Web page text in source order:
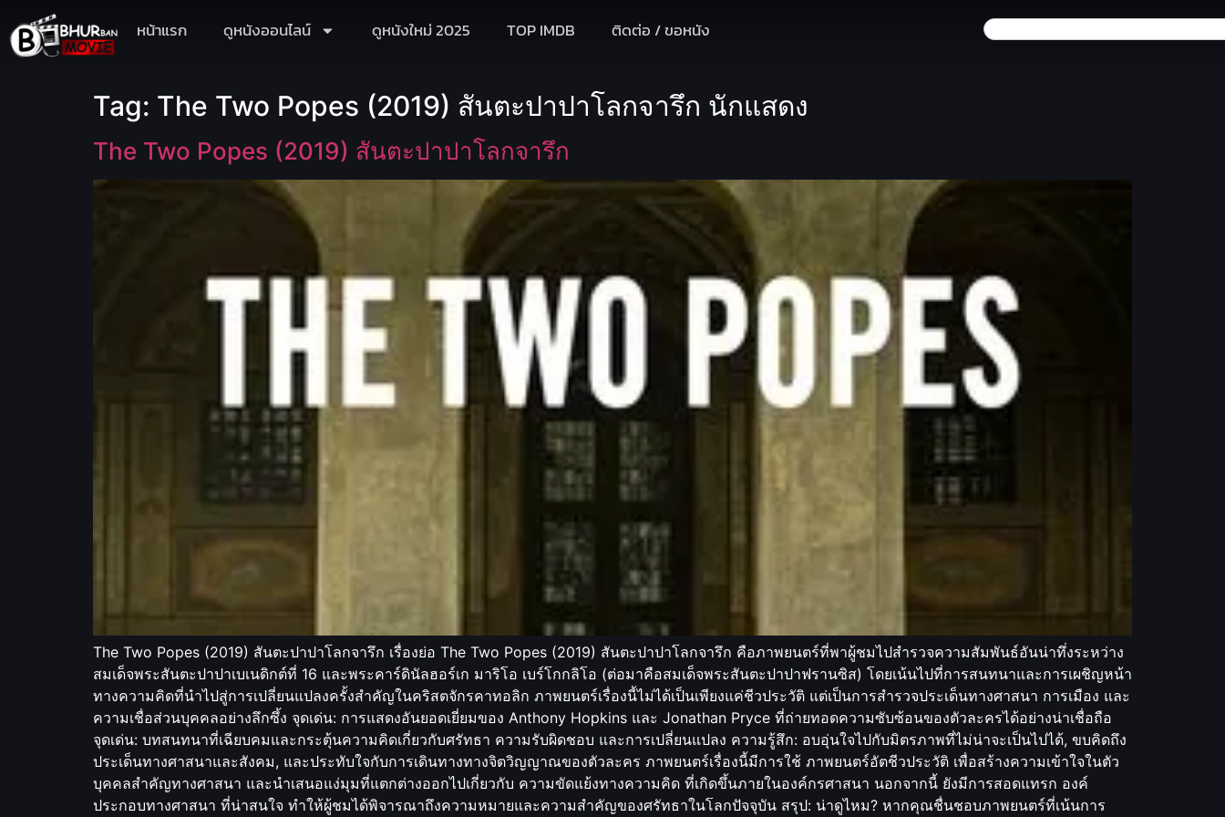
หน้าแรก ดูหนังออนไลน์ ดูหนังใหม่ 2025 TOP IMDB ติดต่อ / ขอหนัง
Tag: The Two Popes (2019) สันตะปาปาโลกจารึก นักแสดง
The Two Popes (2019) สันตะปาปาโลกจารึก
The Two Popes (2019) สันตะปาปาโลกจารึก เรื่องย่อ The Two Popes (2019) สันตะปาปาโลกจารึก คือภาพยนตร์ที่พาผู้ชมไปสำรวจความสัมพันธ์อันน่าทึ่งระหว่าง
สมเด็จพระสันตะปาปาเบเนดิกต์ที่ 16 และพระคาร์ดินัลฮอร์เก มาริโอ เบร์โกกลิโอ (ต่อมาคือสมเด็จพระสันตะปาปาฟรานซิส) โดยเน้นไปที่การสนทนาและการเผชิญหน้า
ทางความคิดที่นำไปสู่การเปลี่ยนแปลงครั้งสำคัญในคริสตจักรคาทอลิก ภาพยนตร์เรื่องนี้ไม่ได้เป็นเพียงแค่ชีวประวัติ แต่เป็นการสำรวจประเด็นทางศาสนา การเมือง และ
ความเชื่อส่วนบุคคลอย่างลึกซึ้ง จุดเด่น: การแสดงอันยอดเยี่ยมของ Anthony Hopkins และ Jonathan Pryce ที่ถ่ายทอดความซับซ้อนของตัวละครได้อย่างน่าเชื่อถือ
จุดเด่น: บทสนทนาที่เฉียบคมและกระตุ้นความคิดเกี่ยวกับศรัทธา ความรับผิดชอบ และการเปลี่ยนแปลง ความรู้สึก: อบอุ่นใจไปกับมิตรภาพที่ไม่น่าจะเป็นไปได้, ขบคิดถึง
ประเด็นทางศาสนาและสังคม, และประทับใจกับการเดินทางทางจิตวิญญาณของตัวละคร ภาพยนตร์เรื่องนี้มีการใช้ ภาพยนตร์อัตชีวประวัติ เพื่อสร้างความเข้าใจในตัว
บุคคลสำคัญทางศาสนา และนำเสนอแง่มุมที่แตกต่างออกไปเกี่ยวกับ ความขัดแย้งทางความคิด ที่เกิดขึ้นภายในองค์กรศาสนา นอกจากนี้ ยังมีการสอดแทรก องค์
ประกอบทางศาสนา ที่น่าสนใจ ทำให้ผู้ชมได้พิจารณาถึงความหมายและความสำคัญของศรัทธาในโลกปัจจุบัน สรุป: น่าดูไหม? หากคุณชื่นชอบภาพยนตร์ที่เน้นการ